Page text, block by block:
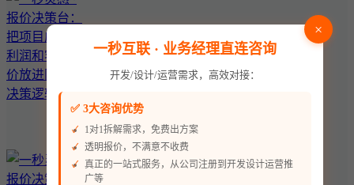
×
一秒互联 · 业务经理直连咨询
开发/设计/运营需求，高效对接：
✅ 3大咨询优势
1对1拆解需求，免费出方案
透明报价，不满意不收费
真正的一站式服务，从公司注册到开发设计运营推
广等